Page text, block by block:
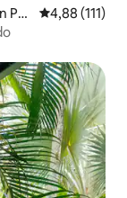
Par
Calificación
4,88 (111)